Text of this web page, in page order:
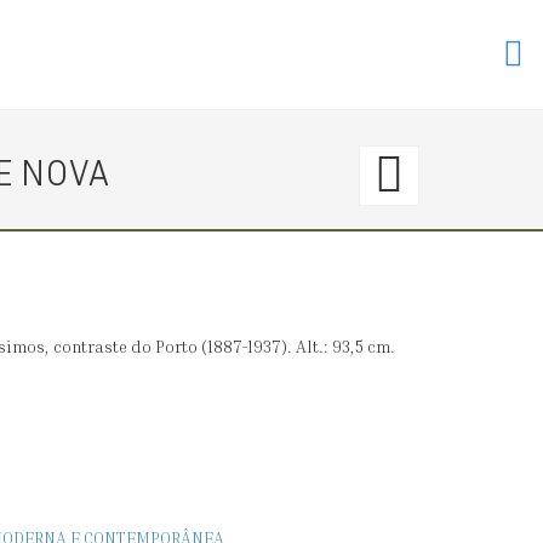
NOVA
〈€
contraste do Porto (1887-1937). Alt.: 93,5 cm.
E CONTEMPORÂNEA